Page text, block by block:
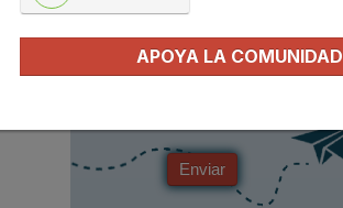
Acepto la
Enviar
APOYA LA COMUNIDAD